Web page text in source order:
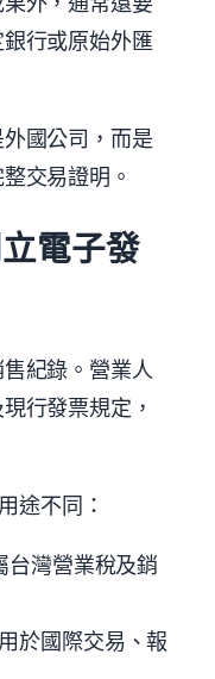
行或原始外匯
國公司，而是
交易證明。
電子發
紀錄。營業人
行發票規定，
途不同：
台灣營業稅及銷
用於國際交易、報